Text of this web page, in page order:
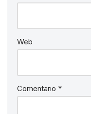
Web
Comentario *